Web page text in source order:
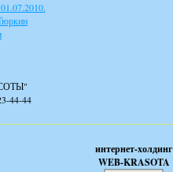
44-44
интернет-холдинг
WEB-KRASOTA